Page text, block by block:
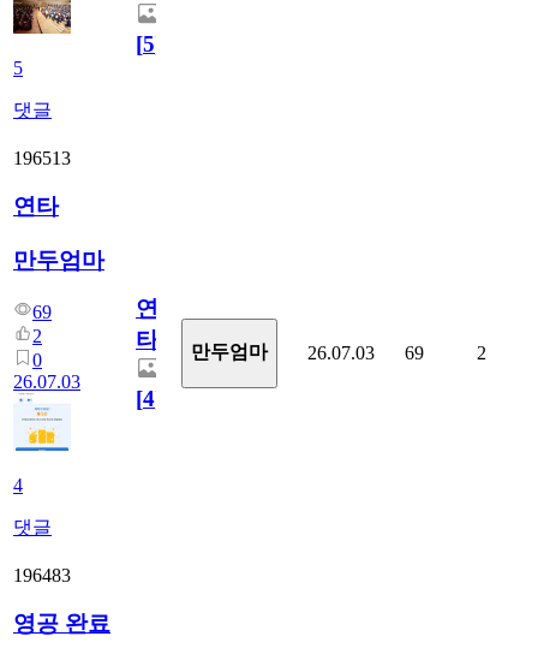
5
댓글
[5]
196513
연타
만두엄마
69
2
0
26.07.03
4
댓글
연
타
[4]
만두엄마 26.07.03 69 2
196483
영공 완료